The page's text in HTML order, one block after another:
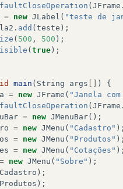
( JFrame
= new JLabel ( "teste de
. add ( teste );
( 500 , 500 );
( true );
main ( String args )
{
= new JFrame ( "Janela com
( JFrame
= new JMenuBar();
= new JMenu ( "Cadastro"
= new JMenu ( "Produtos"
= new JMenu ( "Cotações"
= new JMenu ( "Sobre" );
Cadastro );
Produtos );